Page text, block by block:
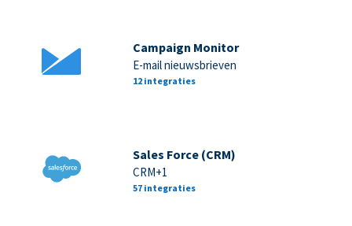
Campaign Monitor
E-mail nieuwsbrieven
12 integraties
Sales Force (CRM)
CRM+1
57 integraties